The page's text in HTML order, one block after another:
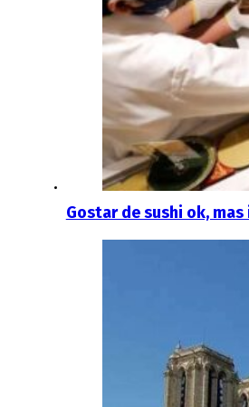
Gostar de sushi ok,